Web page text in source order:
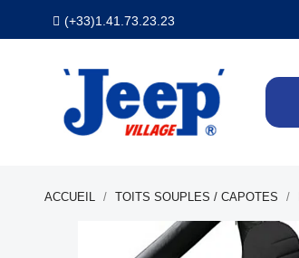
(+33)1.41.73.23.23
ACCUEIL TOITS SOUPLES / CAPOTES